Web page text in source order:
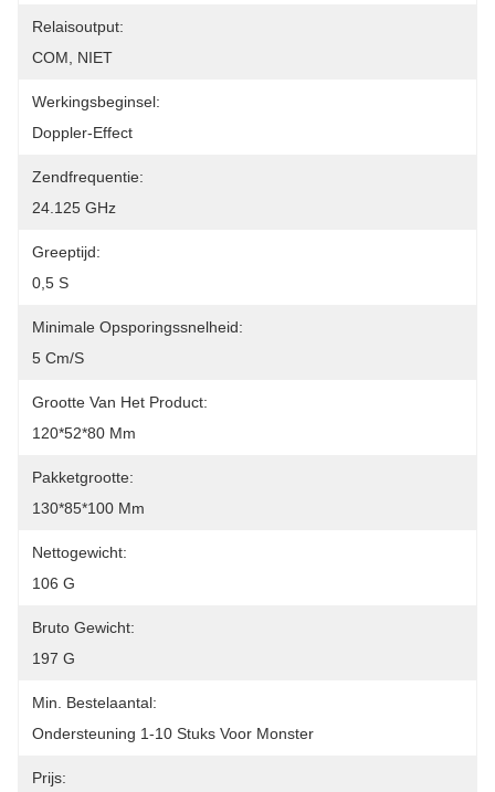
Relaisoutput:
COM, NIET
Werkingsbeginsel:
Doppler-Effect
Zendfrequentie:
24.125 GHz
Greeptijd:
0,5 S
Minimale Opsporingssnelheid:
5 Cm/s
Grootte Van Het Product:
120*52*80 Mm
Pakketgrootte:
130*85*100 Mm
Nettogewicht:
106 G
Bruto Gewicht:
197 G
Min. Bestelaantal:
Ondersteuning 1-10 Stuks Voor Monster
Prijs: